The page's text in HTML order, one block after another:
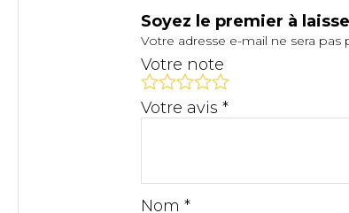
Soyez le premier à
Votre adresse e-mail ne sera pas
Votre note
Votre avis *
Nom *